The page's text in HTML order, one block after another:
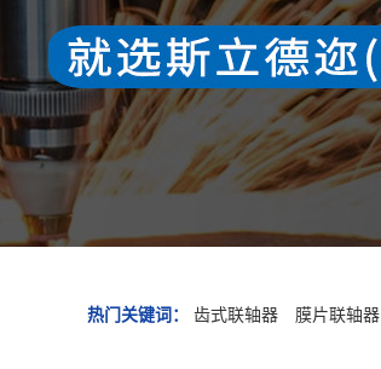
热门关键词： 齿式联轴器 膜片联轴器